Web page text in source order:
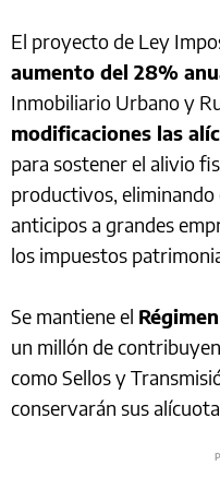
El proyecto de Ley
aumento del 28%
Inmobiliario Urbano y
modificaciones las
para sostener el alivio
productivos,
anticipos a grandes
los impuestos
Se mantiene el
un millón de
como Sellos y
conservarán sus